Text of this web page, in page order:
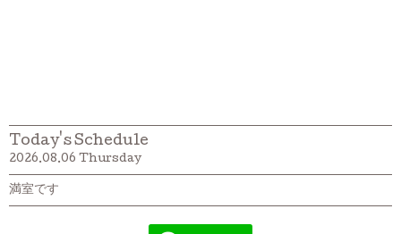
Today's Schedule
2026.08.06 Thursday
満室です